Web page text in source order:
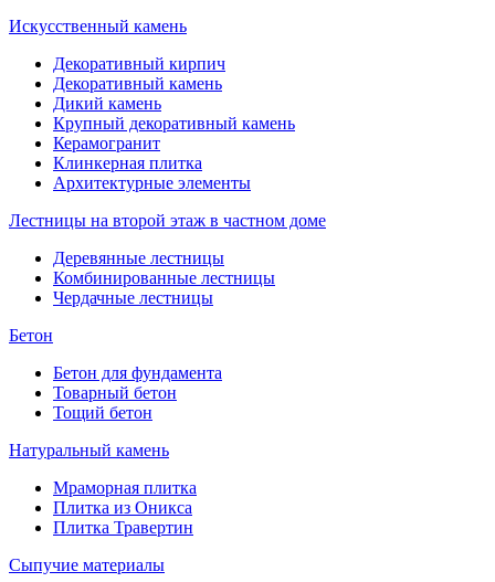
Искусственный камень
Декоративный кирпич
Декоративный камень
Дикий камень
Крупный декоративный камень
Керамогранит
Клинкерная плитка
Архитектурные элементы
Лестницы на второй этаж в частном доме
Деревянные лестницы
Комбинированные лестницы
Чердачные лестницы
Бетон
Бетон для фундамента
Товарный бетон
Тощий бетон
Натуральный камень
Мраморная плитка
Плитка из Оникса
Плитка Травертин
Сыпучие материалы